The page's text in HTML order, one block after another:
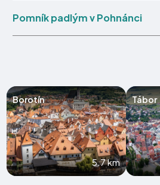
Pomník padlým v Pohnánci
Borotín
5.7 km
Tábor